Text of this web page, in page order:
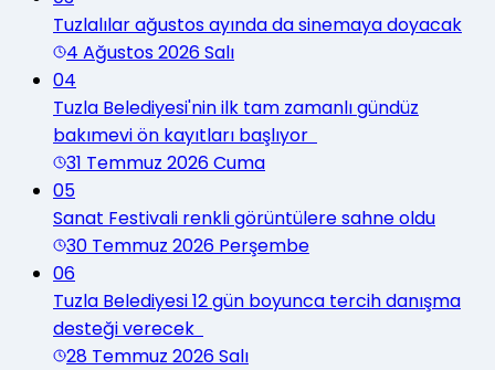
Tuzlalılar ağustos ayında da sinemaya doyacak
4 Ağustos 2026 Salı
04
Tuzla Belediyesi'nin ilk tam zamanlı gündüz
bakımevi ön kayıtları başlıyor
31 Temmuz 2026 Cuma
05
Sanat Festivali renkli görüntülere sahne oldu
30 Temmuz 2026 Perşembe
06
Tuzla Belediyesi 12 gün boyunca tercih danışma
desteği verecek
28 Temmuz 2026 Salı